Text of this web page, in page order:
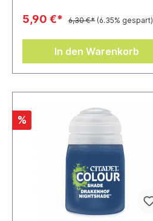
5,90 €* 6,30 €* (6.35% gespart)
In den Warenkorb
%